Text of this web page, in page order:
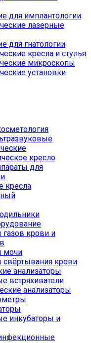
для имплантологии
лазерные
для гнатологии
кресла и стулья
микроскопы
установки
кресло
для
кресла
газов крови и
мочи
свёртывания крови
анализаторы
встряхиватели
анализаторы
инкубаторы и